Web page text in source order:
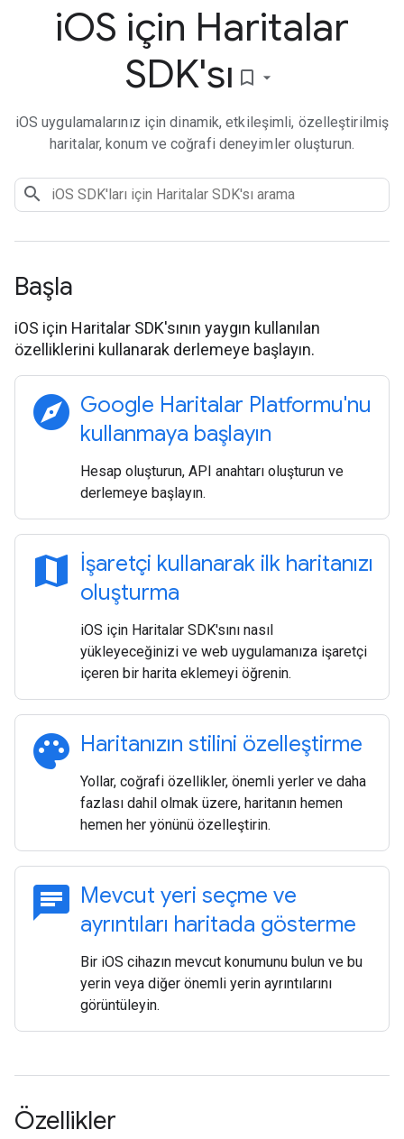
iOS için Haritalar
SDK'sı bookmark_border
iOS uygulamalarınız için dinamik, etkileşimli, özelleştirilmiş
haritalar, konum ve coğrafi deneyimler oluşturun.
Başla
iOS için Haritalar SDK'sının yaygın kullanılan
özelliklerini kullanarak derlemeye başlayın.
explore Google Haritalar Platformu'nu
kullanmaya başlayın
Hesap oluşturun, API anahtarı oluşturun ve
derlemeye başlayın.
map İşaretçi kullanarak ilk haritanızı
oluşturma
iOS için Haritalar SDK'sını nasıl
yükleyeceğinizi ve web uygulamanıza işaretçi
içeren bir harita eklemeyi öğrenin.
palette Haritanızın stilini özelleştirme
Yollar, coğrafi özellikler, önemli yerler ve daha
fazlası dahil olmak üzere, haritanın hemen
hemen her yönünü özelleştirin.
chat Mevcut yeri seçme ve
ayrıntıları haritada gösterme
Bir iOS cihazın mevcut konumunu bulun ve bu
yerin veya diğer önemli yerin ayrıntılarını
görüntüleyin.
Özellikler